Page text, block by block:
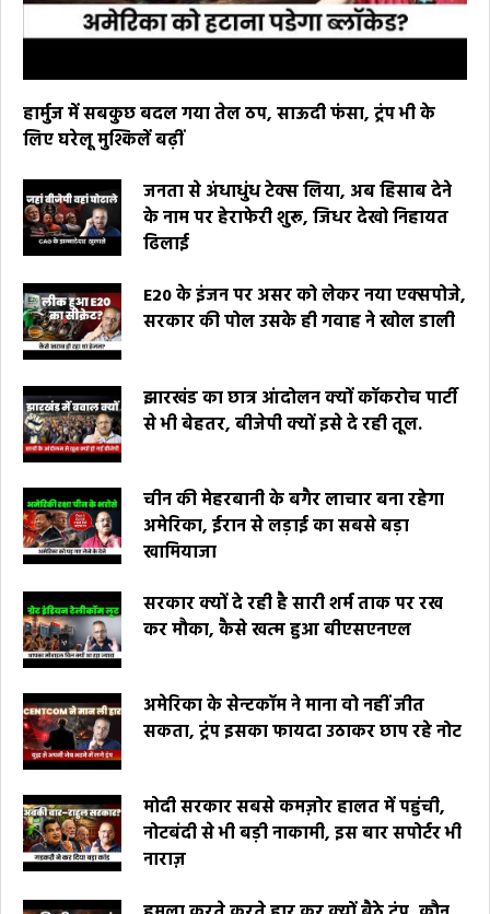
हार्मुज में सबकुछ बदल गया तेल ठप, साऊदी फंसा, ट्रंप भी के
लिए घरेलू मुश्किलें बढ़ीं
जनता से अंधाधुंध टेक्स लिया, अब हिसाब देने
के नाम पर हेराफेरी शुरू, जिधर देखो निहायत
ढिलाई
E20 के इंजन पर असर को लेकर नया एक्सपोजे,
सरकार की पोल उसके ही गवाह ने खोल डाली
झारखंड का छात्र आंदोलन क्यों कॉकरोच पार्टी
से भी बेहतर, बीजेपी क्यों इसे दे रही तूल.
चीन की मेहरबानी के बगैर लाचार बना रहेगा
अमेरिका, ईरान से लड़ाई का सबसे बड़ा
खामियाजा
सरकार क्यों दे रही है सारी शर्म ताक पर रख
कर मौका, कैसे खत्म हुआ बीएसएनएल
अमेरिका के सेन्टकॉम ने माना वो नहीं जीत
सकता, ट्रंप इसका फायदा उठाकर छाप रहे नोट
मोदी सरकार सबसे कमज़ोर हालत में पहुंची,
नोटबंदी से भी बड़ी नाकामी, इस बार सपोर्टर भी
नाराज़